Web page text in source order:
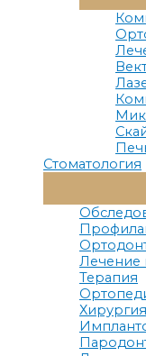
Стоматология
Лечение
Терапия
Хирургия